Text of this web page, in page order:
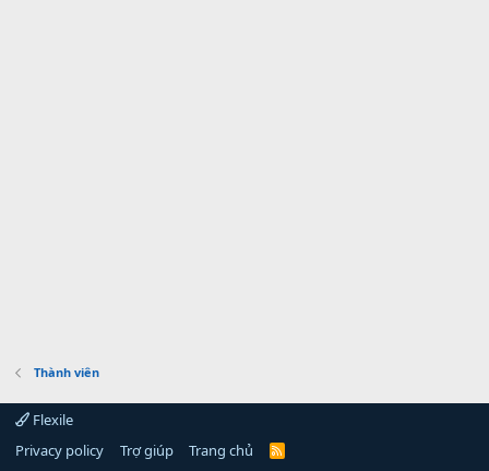
Thành viên
Flexile
Privacy policy
Trợ giúp Trang chủ
R